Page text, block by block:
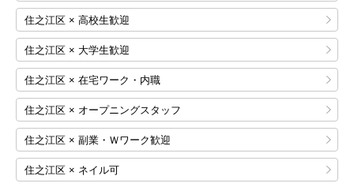
住之江区 × 高校生歓迎
住之江区 × 大学生歓迎
住之江区 × 在宅ワーク・内職
住之江区 × オープニングスタッフ
住之江区 × 副業・Ｗワーク歓迎
住之江区 × ネイル可